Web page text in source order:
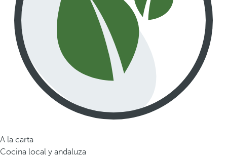
A la carta
Cocina local y andaluza